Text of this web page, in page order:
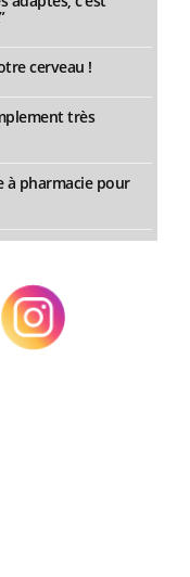
cerveau !
très
à pharmacie pour